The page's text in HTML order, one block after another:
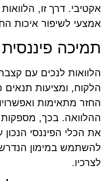
אקטיבי. דרך זו,
אמצעי לשיפור איכות
תמיכה
הלוואות לנכים עם
הלקוח, ומציעות תנאים
החזר מתאימות
ההלוואה. בכך,
את הכלי הפיננסי
להשתמש במימון
לצרכיו.